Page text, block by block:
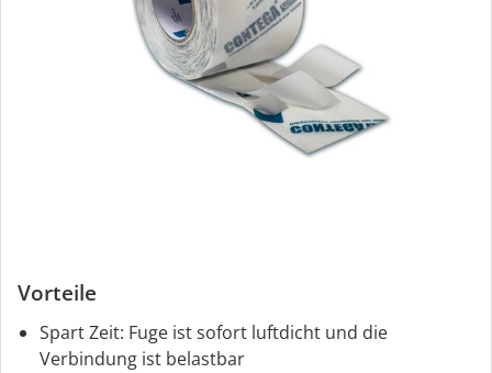
Vorteile
Spart Zeit: Fuge ist sofort luftdicht und die
Verbindung ist belastbar